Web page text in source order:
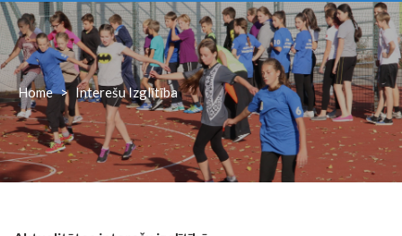
Home > Interešu Izglītība